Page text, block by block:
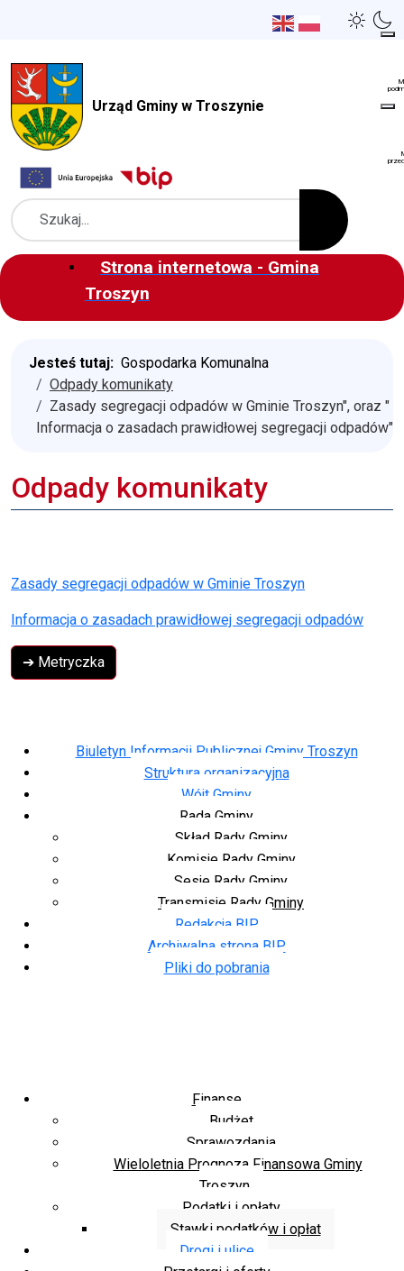
Urząd Gminy w Troszynie
Szukaj
Strona internetowa - Gmina
Troszyn
Biuletyn Informacji Publicznej Gminy Troszyn
Struktura organizacyjna
Wójt Gminy
Rada Gminy
Skład Rady Gminy
Komisje Rady Gminy
Sesje Rady Gminy
Transmisje Rady Gminy
Redakcja BIP
Archiwalna strona BIP
Pliki do pobrania
Finanse
Budżet
Sprawozdania
Wieloletnia Prognoza Finansowa Gminy
Troszyn
Podatki i opłaty
Stawki podatków i opłat
Drogi i ulice
Jesteś tutaj: Gospodarka Komunalna
Odpady komunikaty
Zasady segregacji odpadów w Gminie Troszyn", oraz "
Informacja o zasadach prawidłowej segregacji odpadów"
Odpady komunikaty
Zasady segregacji odpadów w Gminie Troszyn
Informacja o zasadach prawidłowej segregacji odpadów
➔ Metryczka